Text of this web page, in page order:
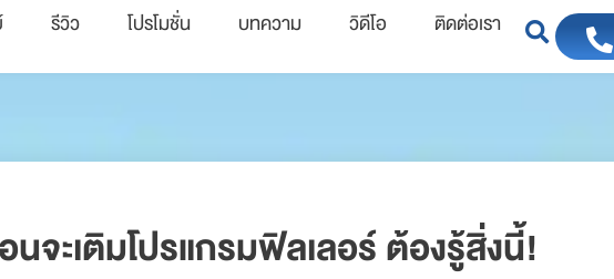
รีวิว โปรโมชั่น บทความ วิดีโอ ติดต่อเรา
จะเติมโปรแกรมฟิลเลอร์ ต้องรู้สิ่งนี้!